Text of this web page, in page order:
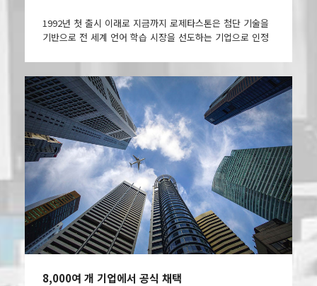
1992년 첫 출시 이래로 지금까지 로제타스톤은 첨단 기술을
기반으로 전 세계 언어 학습 시장을 선도하는 기업으로 인정
8,000여 개 기업에서 공식 채택